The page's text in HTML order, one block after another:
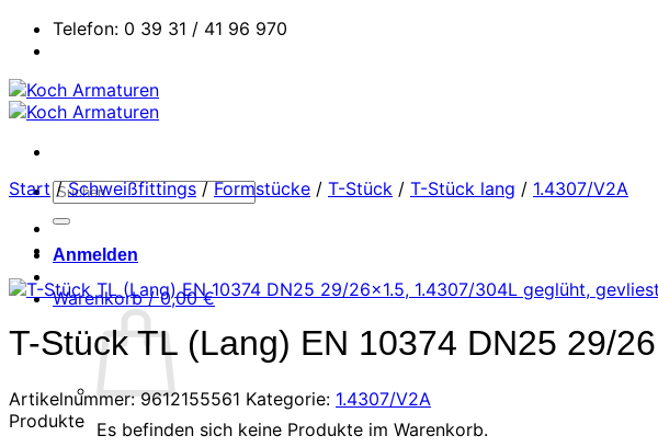
Zum
Inhalt
Telefon: 0 39 31 / 41 96 970
Suchen
Anmelden
Warenkorb /0,00€
Es befinden sich keine Produkte im Warenkorb.
Start / Schweißfittings / Formstücke / T-Stück / T-Stück lang / 1.4307/V2A
T-Stück TL (Lang) EN 10374 DN25 29/
Artikelnummer:9612155561 Kategorie: 1.4307/V2A
Produkte